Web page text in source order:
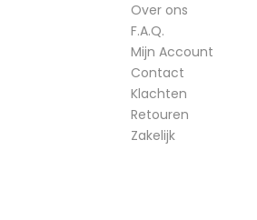
Over ons
F.A.Q.
Mijn Account
Contact
Klachten
Retouren
Zakelijk